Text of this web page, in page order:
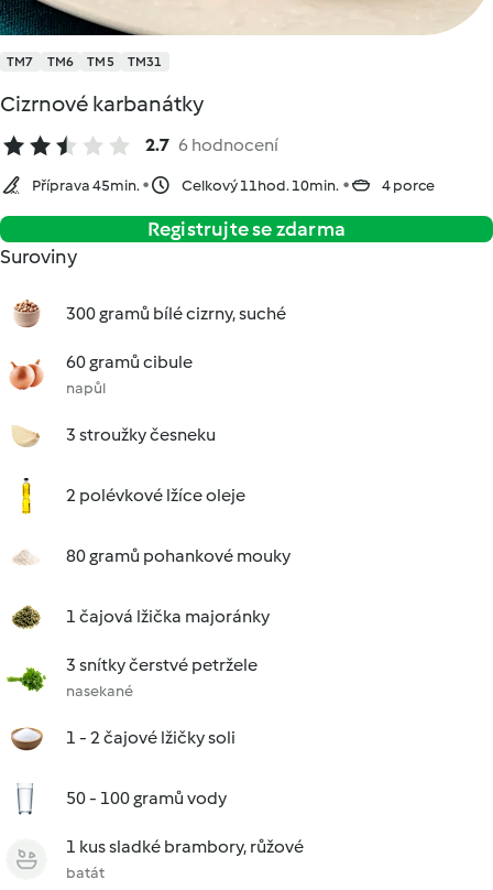
TM7 TM6 TM5 TM31
Cizrnové karbanátky
2.7 6 hodnocení
Příprava 45min. Celkový 11hod. 10min. 4 porce
Registrujte se zdarma
Suroviny
300 gramů bílé cizrny, suché
60 gramů cibule
napůl
3 stroužky česneku
2 polévkové lžíce oleje
80 gramů pohankové mouky
1 čajová lžička majoránky
3 snítky čerstvé petržele
nasekané
1 - 2 čajové lžičky soli
50 - 100 gramů vody
1 kus sladké brambory, růžové
batát